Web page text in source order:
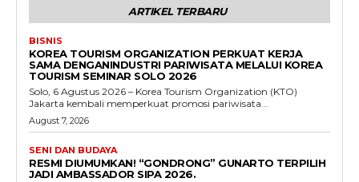
ARTIKEL TERBARU
BISNIS
KOREA TOURISM ORGANIZATION PERKUAT KERJA
SAMA DENGANINDUSTRI PARIWISATA MELALUI KOREA
TOURISM SEMINAR SOLO 2026
Solo, 6 Agustus 2026 – Korea Tourism Organization (KTO)
Jakarta kembali memperkuat promosi pariwisata...
August 7, 2026
SENI DAN BUDAYA
RESMI DIUMUMKAN! “GONDRONG” GUNARTO TERPILIH
JADI AMBASSADOR SIPA 2026.